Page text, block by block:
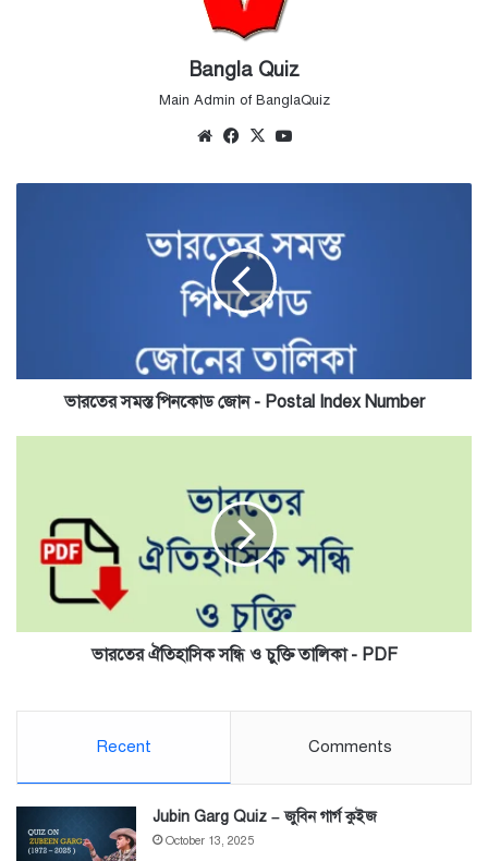
Bangla Quiz
Main Admin of BanglaQuiz
WebsiteFacebook
X
ভারতের সমস্ত পিনকোড জোন - Postal Index Number
তালিকা
ভারতের ঐতিহাসিক সন্ধি ও চুক্তি তালিকা - PDF
Recent Comments
Jubin Garg Quiz – জুবিন গার্গ কুইজ
October 13, 2025